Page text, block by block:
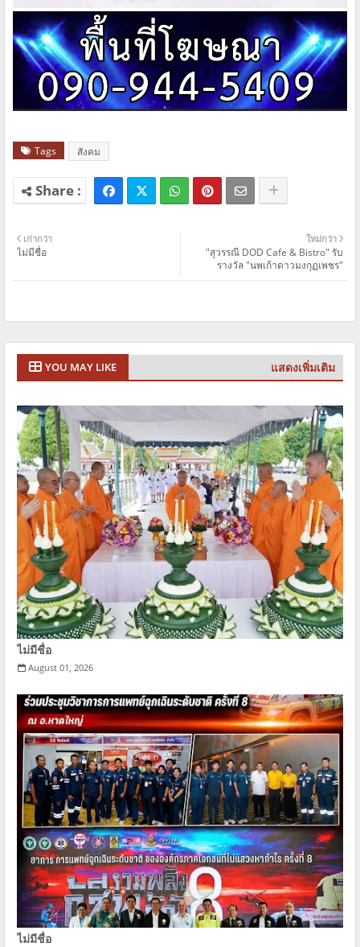
Tags สังคม
ใหม่กว่า
"สุวรรณี​ DOD Cafe & Bistro" รับ​
รางวัล "นพเก้าดาวมงกุฏเพชร"
เก่ากว่า
ไม่มีชื่อ
YOU MAY LIKE แสดงเพิ่มเติม
ไม่มีชื่อ
August 01, 2026
ไม่มีชื่อ